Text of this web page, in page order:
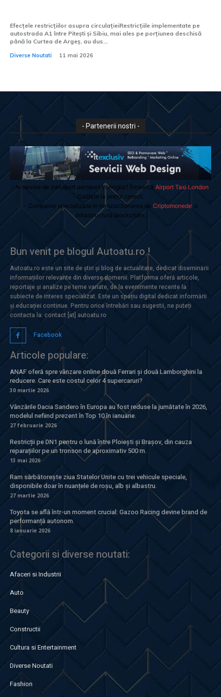
Efecțele restricțiilor asupra circulațieiRestricțiile implementate pe
autostrada A1 între Pitești și Sibiu, mai ales pe porțiunea deschisă
până la Curtea de Argeș, au dus...
Diverse Noutati 11 mai 2026
- Partenerii nostri -
- Ai nevoie de transport aeroport in Anglia? Încearcă Airport Taxi London
Calitate la prețul corect.
- Companie specializata in tranzactionarea de Criptomonedesi
infrastructura blockchain.
Bun venit pe blogul Autoatu.ro !
Autoatu.ro este un site de știri și blog de actualitate, dedicat diseminării
informațiilor relevante din diverse domenii. Platforma oferă articole,
reportaje și analize pe teme variate, de la evenimente recente la
subiecte de interes specializat. Este un spațiu digital dedicat informării
și educației continue. Pentru orice întrebări sau sugestii, ne puteți
contacta la: contact [at] autoatu.ro
Facebook
Articole populare:
ANAF oferă spre vânzare online două Ferrari și două Lamborghini la
reducere. Care este costul celor 4 supercaruri?
30 martie 2026
Vânzările Dacia Sandero în Europa au fost reduse la jumătate în 2026,
modelul nefiind prezent în Top 10 în ianuarie.
27 februarie 2026
Restricții pe DN1 pentru o lună între Ploiești și Brașov, din cauza
reparațiilor pe un tronson de aproximativ 500 m.
13 mai 2026
Ram sărbătorește ziua Statelor Unite cu trei vehicule speciale,
disponibile doar în nuanțele de roșu, alb și albastru.
27 martie 2026
Toyota se află într-un moment crucial: Gazoo Racing devine brand de
performanță autonom.
8 ianuarie 2026
Categorii si diverse noutati:
Afaceri si Industrii
Auto
Beauty
Constructii
Cultura si Entertainment
Diverse Noutati
Fashion